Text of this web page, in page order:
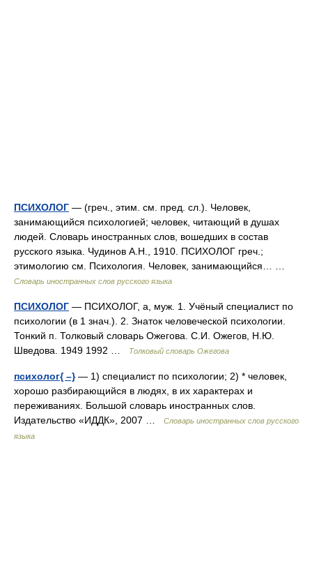
ПСИХОЛОГ — (греч., этим. см. пред. сл.). Человек,
занимающийся психологией; человек, читающий в душах
людей. Словарь иностранных слов, вошедших в состав
русского языка. Чудинов А.Н., 1910. ПСИХОЛОГ греч.;
этимологию см. Психология. Человек, занимающийся… …
Словарь иностранных слов русского языка
ПСИХОЛОГ — ПСИХОЛОГ, а, муж. 1. Учёный специалист по
психологии (в 1 знач.). 2. Знаток человеческой психологии.
Тонкий п. Толковый словарь Ожегова. С.И. Ожегов, Н.Ю.
Шведова. 1949 1992 …
Толковый словарь Ожегова
психолог{ –}— 1) специалист по психологии; 2) * человек,
хорошо разбирающийся в людях, в их характерах и
переживаниях. Большой словарь иностранных слов.
Издательство «ИДДК», 2007 …
Словарь иностранных слов русского
языка